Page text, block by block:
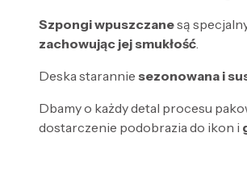
Szpongi wpuszczanesą
zachowując jej smukłość.
Deska starannie sezonowana i
Dbamy o każdy detal procesu
dostarczenie podobrazia do ikon i